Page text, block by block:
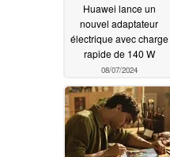
Huawei lance un
nouvel adaptateur
électrique avec charge
rapide de 140 W
08/07/2024